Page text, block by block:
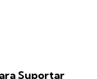
Suportar